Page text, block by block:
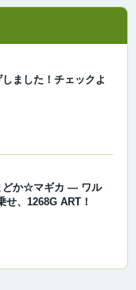
ました！チェックよ
どか☆マギカ ― ワル
せ、1268G ART！